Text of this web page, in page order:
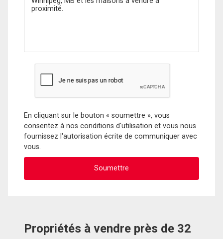
En cliquant sur le bouton « soumettre », vous
consentez à nos conditions d'utilisation et vous nous
fournissez l'autorisation écrite de communiquer avec
vous.
Propriétés à vendre près de 32